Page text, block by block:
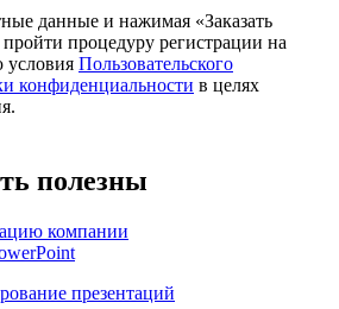
данные и нажимая «Заказать
процедуру регистрации на
Пользовательского
конфиденциальности в целях
полезны
компании
презентаций